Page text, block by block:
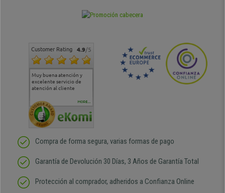
Customer Rating 4.9/5
Muy buena atención y
excelente servicio de
atención al cliente
Muy buena atención de
cara al asesoramiento
Si estoy contento
MORE...
Compra de forma segura, varias formas de pago
Garantía de Devolución 30 Días, 3 Años de Garantía Total
Protección al comprador, adheridos a Confianza Online